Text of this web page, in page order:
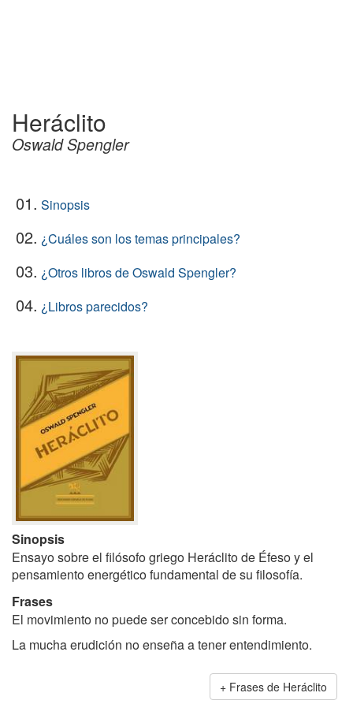
Heráclito
Oswald Spengler
01. Sinopsis
02. ¿Cuáles son los temas principales?
03. ¿Otros libros de Oswald Spengler?
04. ¿Libros parecidos?
Sinopsis
Ensayo sobre el filósofo griego Heráclito de Éfeso y el
pensamiento energético fundamental de su filosofía.
Frases
El movimiento no puede ser concebido sin forma.
La mucha erudición no enseña a tener entendimiento.
Frases de Heráclito